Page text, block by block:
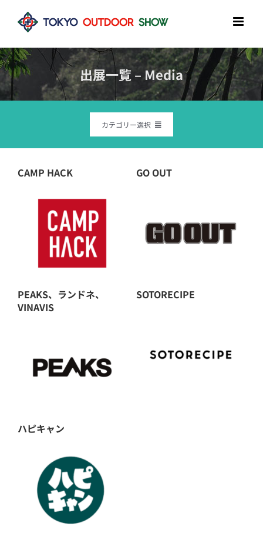
content
出展一覧 – Media
カテゴリー選択
アウトドアギア – Outdoor Gear
モビリティ – Mobility
エコロジー – Ecology
アクティビティ – Activity
キッチンカー – Kitchen Car
CAMP HACK GO OUT
PEAKS、ランドネ、
VINAVIS
SOTORECIPE
ハピキャン